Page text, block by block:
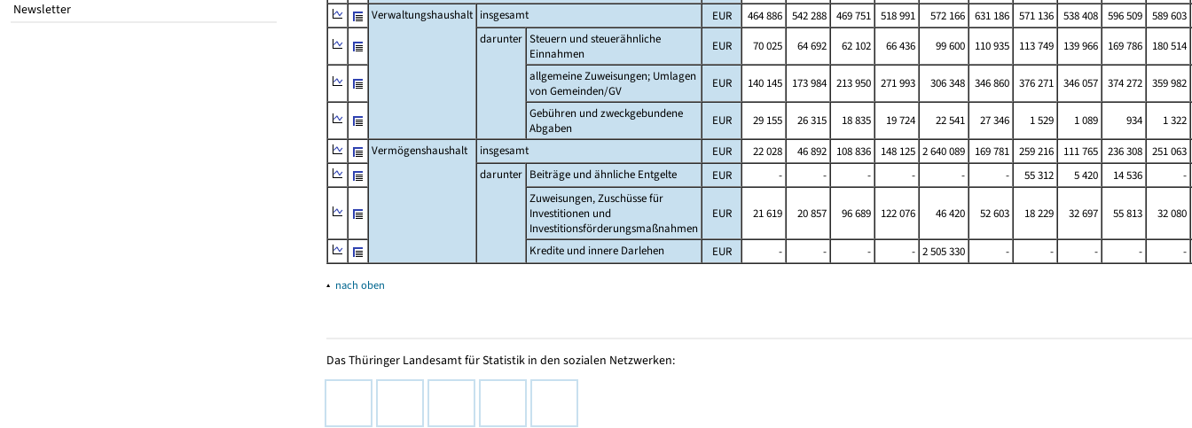
Newsletter
Verwaltungshaushalt insgesamt EUR 464 886 542 288 469 751 518 991 572 166 631 186 571 136 538 408 596 509
589 603
darunter Steuern und steuerähnliche
Einnahmen
EUR 70 025 64 692 62 102 66 436 99 600 110 935 113 749 139 966 169 786
180 514
allgemeine Zuweisungen; Umlagen
von Gemeinden/GV
EUR 140 145 173 984 213 950 271 993 306 348 346 860 376 271 346 057 374 272
359 982
Gebühren und zweckgebundene
Abgaben
EUR 29 155 26 315 18 835 19 724 22 541 27 346 1 529 1 089 934
1 322
Vermögenshaushalt
insgesamt EUR 22 028 46 892 108 836 148 125 2 640 089 169 781 259 216 111 765 236 308
251 063
darunter Beiträge und ähnliche Entgelte EUR - - - - - - 55 312 5 420 14 536
-
Zuweisungen, Zuschüsse für
Investitionen und
Investitionsförderungsmaßnahmen
EUR 21 619 20 857 96 689 122 076 46 420 52 603 18 229 32 697 55 813 32 080
Kredite und innere Darlehen EUR - - - - 2 505 330 - - - - -
▴ nach oben
Das Thüringer Landesamt für Statistik in den sozialen Netzwerken: